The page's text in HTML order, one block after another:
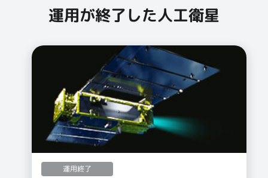
運用が終了した人工衛星
運用終了